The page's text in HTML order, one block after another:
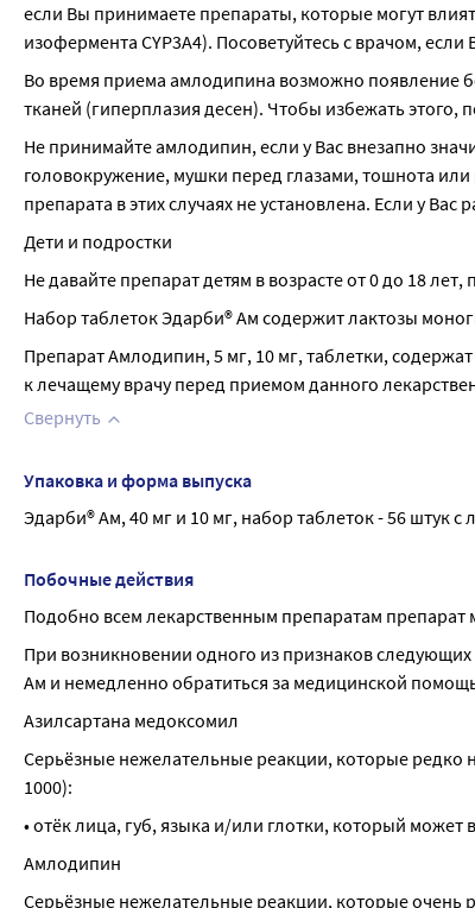
если Вы принимаете препараты, которые могут
изофермента CYP3A4). Посоветуйтесь с врачом,
Во время приема амлодипина возможно появление
тканей (гиперплазия десен). Чтобы избежать этого,
Не принимайте амлодипин, если у Вас внезапно
головокружение, мушки перед глазами, тошнота
препарата в этих случаях не установлена. Если у
Дети и подростки
Не давайте препарат детям в возрасте от 0 до 18
Набор таблеток Эдарби® Ам содержит лактозы
Препарат Амлодипин, 5 мг, 10 мг, таблетки,
к лечащему врачу перед приемом данного
Свернуть
Упаковка и форма выпуска
Эдарби® Ам, 40 мг и 10 мг, набор таблеток - 56 штук
Побочные действия
Подобно всем лекарственным препаратам
При возникновении одного из признаков
Ам и немедленно обратиться за медицинской
Азилсартана медоксомил
Серьёзные нежелательные реакции, которые редко
1000):
• отёк лица, губ, языка и/или глотки, который
Амлодипин
Серьёзные нежелательные реакции, которые очень